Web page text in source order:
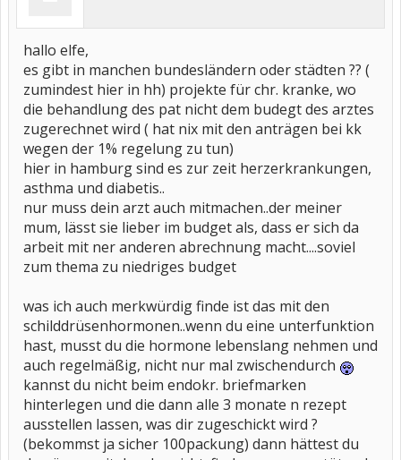
hallo elfe,
es gibt in manchen bundesländern oder städten ?? (
zumindest hier in hh) projekte für chr. kranke, wo
die behandlung des pat nicht dem budegt des arztes
zugerechnet wird ( hat nix mit den anträgen bei kk
wegen der 1% regelung zu tun)
hier in hamburg sind es zur zeit herzerkrankungen,
asthma und diabetis..
nur muss dein arzt auch mitmachen..der meiner
mum, lässt sie lieber im budget als, dass er sich da
arbeit mit ner anderen abrechnung macht....soviel
zum thema zu niedriges budget
was ich auch merkwürdig finde ist das mit den
schilddrüsenhormonen..wenn du eine unterfunktion
hast, musst du die hormone lebenslang nehmen und
auch regelmäßig, nicht nur mal zwischendurch
kannst du nicht beim endokr. briefmarken
hinterlegen und die dann alle 3 monate n rezept
ausstellen lassen, was dir zugeschickt wird ?
(bekommst ja sicher 100packung) dann hättest du